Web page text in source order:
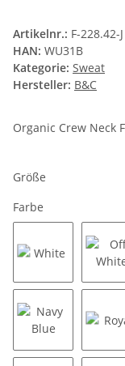
Artikelnr.: F-228.42-J
HAN: WU31B
Kategorie: Sweat
Hersteller: B&C
Organic Crew Neck
Größe
Farbe
White
Navy Blue